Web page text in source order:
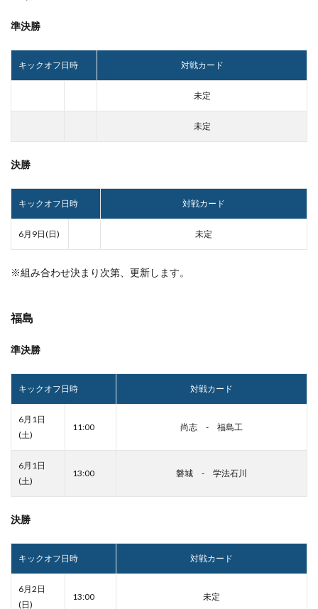
準決勝
キックオフ日時 対戦カード
未定
未定
決勝
キックオフ日時 対戦カード
6月9日(日) 未定
※組み合わせ決まり次第、更新します。
福島
準決勝
キックオフ日時 対戦カード
6月1日
(土)
11:00 尚志 - 福島工
6月1日
(土)
13:00 磐城 - 学法石川
決勝
キックオフ日時 対戦カード
6月2日
(日)
13:00 未定